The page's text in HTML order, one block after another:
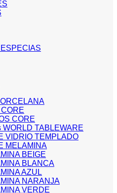
CORE
CORE
WORLD TABLEWARE
VIDRIO TEMPLADO
MELAMINA
BEIGE
BLANCA
AZUL
NARANJA
VERDE